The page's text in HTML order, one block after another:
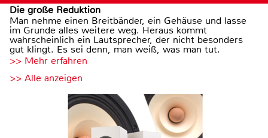
Die große Reduktion
Man nehme einen Breitbänder, ein Gehäuse und lasse
im Grunde alles weitere weg. Heraus kommt
wahrscheinlich ein Lautsprecher, der nicht besonders
gut klingt. Es sei denn, man weiß, was man tut.
>> Mehr erfahren
>> Alle anzeigen